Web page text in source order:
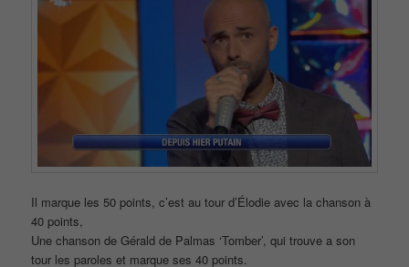
Il marque les 50 points, c’est au tour d’Élodie avec la chanson à
40 points,
Une chanson de Gérald de Palmas ‘Tomber’, qui trouve a son
tour les paroles et marque ses 40 points.